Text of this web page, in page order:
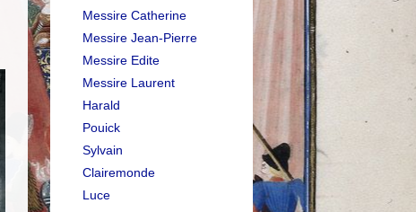
Messire Catherine
Messire Jean-Pierre
Messire Edite
Messire Laurent
Harald
Pouick
Sylvain
Clairemonde
Luce